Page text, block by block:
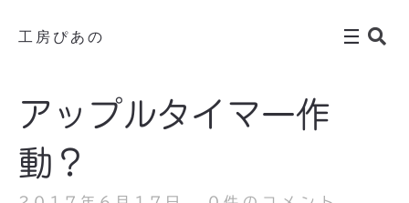
工房ぴあの
アップルタイマー作
動？